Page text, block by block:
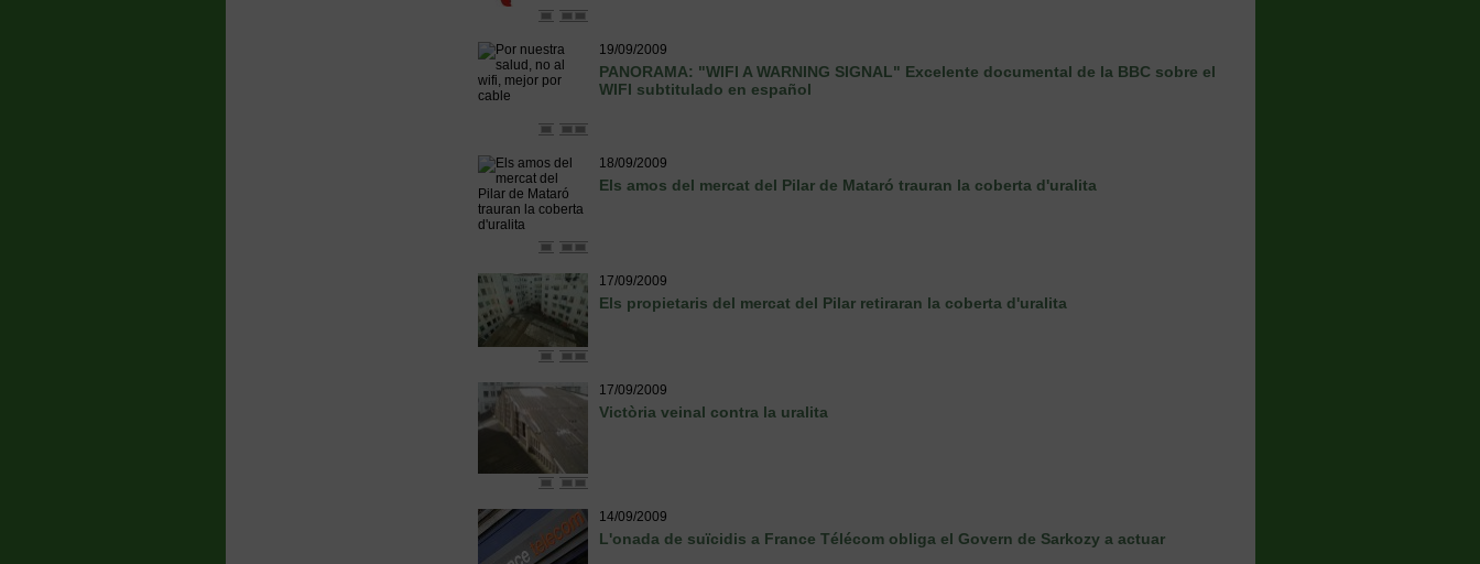
19/09/2009
PANORAMA: "WIFI A WARNING SIGNAL" Excelente documental de la BBC sobre el
WIFI subtitulado en español
18/09/2009
Els amos del mercat del Pilar de Mataró trauran la coberta d'uralita
17/09/2009
Els propietaris del mercat del Pilar retiraran la coberta d'uralita
17/09/2009
Victòria veinal contra la uralita
14/09/2009
L'onada de suïcidis a France Télécom obliga el Govern de Sarkozy a actuar